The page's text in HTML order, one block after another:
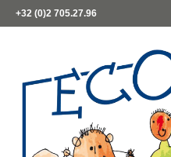
+32 (0)2 705.27.96